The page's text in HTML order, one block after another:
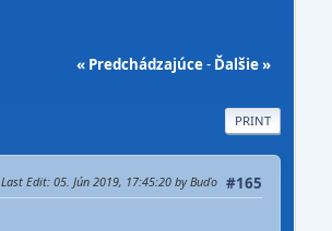
« Predchádzajúce- Ďalšie »
PRINT
#165
Last Edit: 05. Jún 2019, 17:45:20 by Buďo